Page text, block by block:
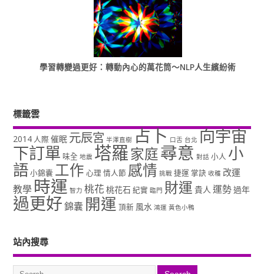
學習轉變過更好：轉動內心的萬花筒～NLP人生繽紛術
標籤雲
2014 人際 催眠 元辰宮 半澤直樹 占卜 口舌 台北 向宇宙
下訂單 味全 地震 塔羅家庭尋意 對話 小人 小
語小錦囊 工作 心理 情人節 感情 挑戰 捷運 掌訣 收穫 改運
教學 時運 智力 桃花 桃花石 紀實 臨門 財運 貴人 運勢過年
過更好錦囊 開運 頂新 風水 鴻運 黃色小鴨
站內搜尋